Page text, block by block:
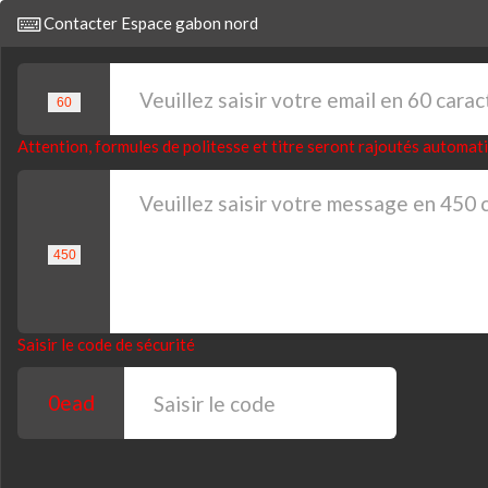
Contacter Espace gabon nord
Attention, formules de politesse et titre seront rajoutés
Saisir le code de sécurité
0ead